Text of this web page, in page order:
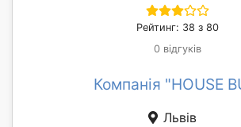
Рейтинг: 38 з 80
0 відгуків
Компанія "HOUSE
Львів